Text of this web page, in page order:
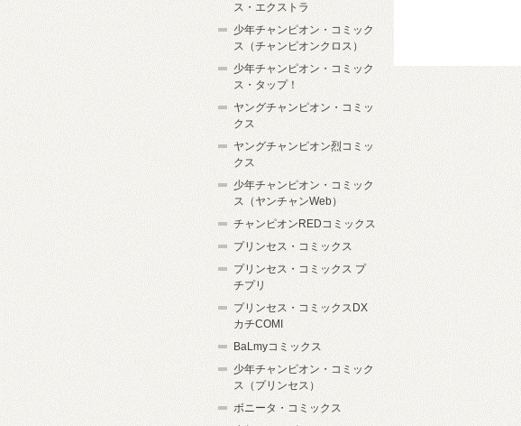
ス・エクストラ
少年チャンピオン・コミック
ス（チャンピオンクロス）
少年チャンピオン・コミック
ス・タップ！
ヤングチャンピオン・コミッ
クス
ヤングチャンピオン烈コミッ
クス
少年チャンピオン・コミック
ス（ヤンチャンWeb）
チャンピオンREDコミックス
プリンセス・コミックス
プリンセス・コミックス プ
チプリ
プリンセス・コミックスDX
カチCOMI
BaLmyコミックス
少年チャンピオン・コミック
ス（プリンセス）
ボニータ・コミックス